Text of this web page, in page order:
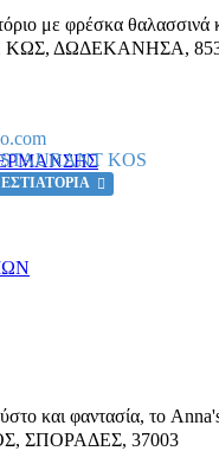
με φρέσκα θαλασσινά
ΚΩΣ, ΔΩΔΕΚΑΝΗΣΑ,
KOS
ΕΣΤΙΑΤΟΡΙΑ
και φαντασία, το Anna's
ΣΠΟΡΑΔΕΣ, 37003